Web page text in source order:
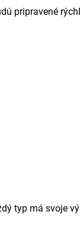
pripravené
typ má svoje